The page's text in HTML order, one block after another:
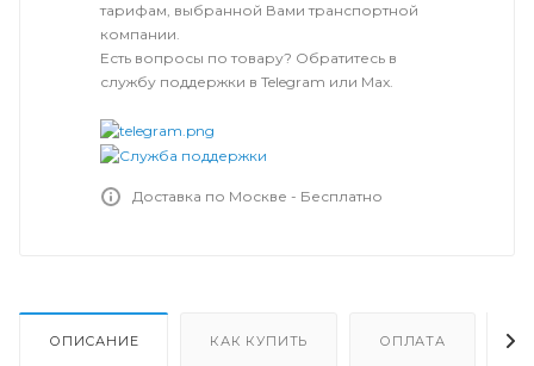
тарифам, выбранной Вами транспортной
компании.
Есть вопросы по товару? Обратитесь в
службу поддержки в Telegram или Max.
Доставка по Москве - Бесплатно
ОПИСАНИЕ КАК КУПИТЬ ОПЛАТА